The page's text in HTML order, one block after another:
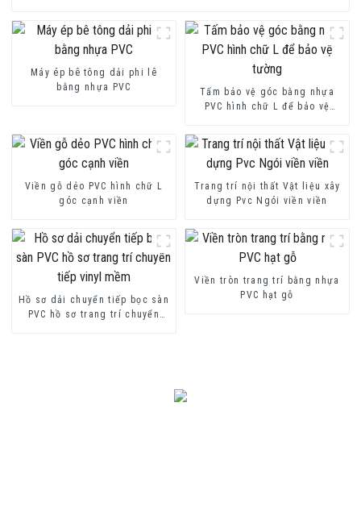
Máy ép bê tông dải phi lê
bằng nhựa PVC
Tấm bảo vệ góc bằng nhựa
PVC hình chữ L để bảo vệ
Viền gỗ dẻo PVC hình chữ L
góc cạnh viền
Trang trí nội thất Vật liệu xây
dựng Pvc Ngói viền viền
Hồ sơ dải chuyển tiếp bọc sàn
PVC hồ sơ trang trí chuyển
Viền tròn trang trí bằng nhựa
PVC hạt gỗ